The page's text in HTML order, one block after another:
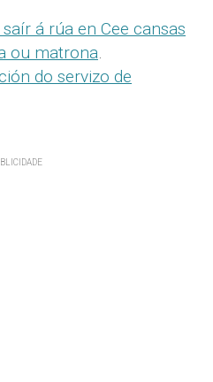
á rúa en Cee cansas
ou matrona.
do servizo de